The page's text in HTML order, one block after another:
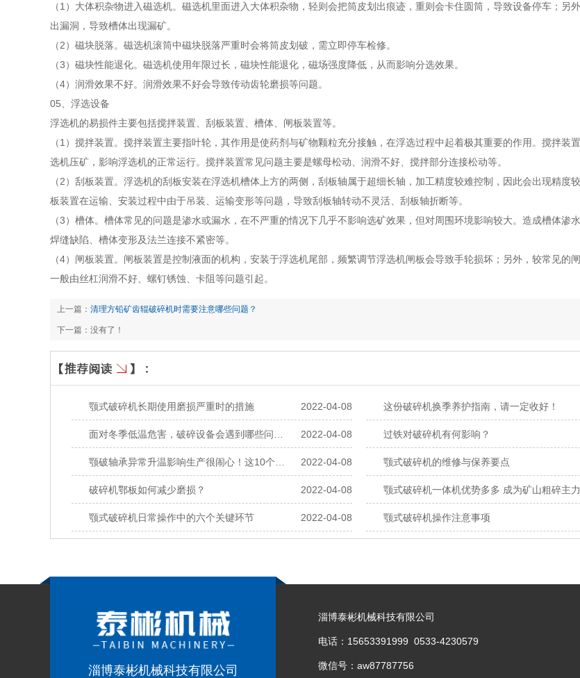
（1）大体积杂物进入磁选机。磁选机里面进入大体积杂物，轻则会把筒皮划出痕迹，重则会卡住圆筒，导致设备停车；另
出漏洞，导致槽体出现漏矿。
（2）磁块脱落。磁选机滚筒中磁块脱落严重时会将筒皮划破，需立即停车检修。
（3）磁块性能退化。磁选机使用年限过长，磁块性能退化，磁场强度降低，从而影响分选效果。
（4）润滑效果不好。润滑效果不好会导致传动齿轮磨损等问题。
05、浮选设备
浮选机的易损件主要包括搅拌装置、刮板装置、槽体、闸板装置等。
（1）搅拌装置。搅拌装置主要指叶轮，其作用是使药剂与矿物颗粒充分接触，在浮选过程中起着极其重要的作用。搅拌装
选机压矿，影响浮选机的正常运行。搅拌装置常见问题主要是螺母松动、润滑不好、搅拌部分连接松动等。
（2）刮板装置。浮选机的刮板安装在浮选机槽体上方的两侧，刮板轴属于超细长轴，加工精度较难控制，因此会出现精度
板装置在运输、安装过程中由于吊装、运输变形等问题，导致刮板轴转动不灵活、刮板轴折断等。
（3）槽体。槽体常见的问题是渗水或漏水，在不严重的情况下几乎不影响选矿效果，但对周围环境影响较大。造成槽体渗
焊缝缺陷、槽体变形及法兰连接不紧密等。
（4）闸板装置。闸板装置是控制液面的机构，安装于浮选机尾部，频繁调节浮选机闸板会导致手轮损坏；另外，较常见的
一般由丝杠润滑不好、螺钉锈蚀、卡阻等问题引起。
上一篇： 清理方铅矿齿辊破碎机时需要注意哪些问题？
下一篇：没有了！
2022-04-08
颚式破碎机长期使用磨损严重时的措施 这份破碎机换季养护指南，请一定收好！
2022-04-08
面对冬季低温危害，破碎设备会遇到哪些问题，如何解决？ 过铁对破碎机有何影响？
2022-04-08
颚破轴承异常升温影响生产很闹心！这10个原因要搞清！ 颚式破碎机的维修与保养要点
2022-04-08
破碎机鄂板如何减少磨损？ 颚式破碎机一体机优势多多 成为矿山粗碎主力
2022-04-08
颚式破碎机日常操作中的六个关键环节 颚式破碎机操作注意事项
淄博泰彬机械科技有限公司
淄博泰彬机械科技有限公司
电话：15653391999 0533-4230579
微信号：aw87787756